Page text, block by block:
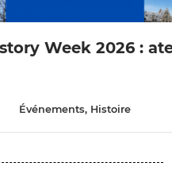
Week 2026 :
Événements, Histoire